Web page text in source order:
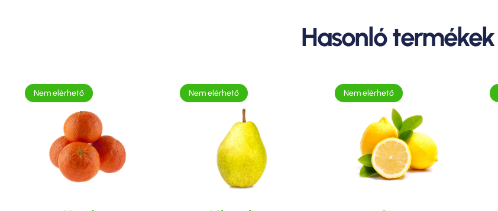
Hasonló termékek
Nem elérhető Nem elérhető Nem elérhető